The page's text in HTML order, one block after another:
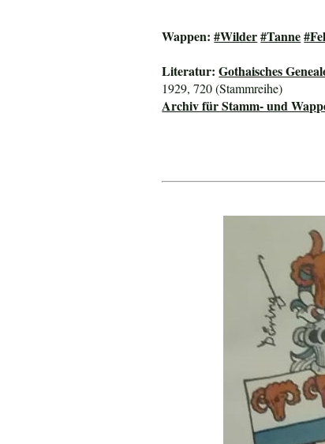
Wappen:#Wilder#Tanne
Literatur:Gothaisches
1929, 720 (Stammreihe)
Archiv für Stamm- und